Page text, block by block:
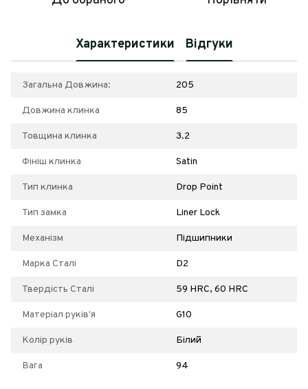
Характеристики Відгуки
Загальна Довжина: 205
Довжина клинка 85
Товщина клинка 3.2
Фініш клинка Satin
Тип клинка Drop Point
Тип замка Liner Lock
Механізм Підшипники
Марка Сталі D2
Твердість Сталі 59 HRC, 60 HRC
Матеріал руків'я G10
Колір руків Білий
Вага 94